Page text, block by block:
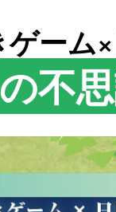
ゲーム
不